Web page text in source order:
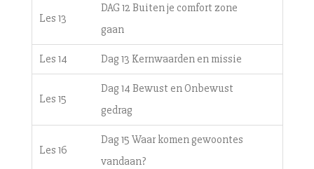
Les 13
DAG 12 Buiten je comfort zone
gaan
Les 14 Dag 13 Kernwaarden en missie
Les 15
Dag 14 Bewust en Onbewust
gedrag
Les 16
Dag 15 Waar komen gewoontes
vandaan?